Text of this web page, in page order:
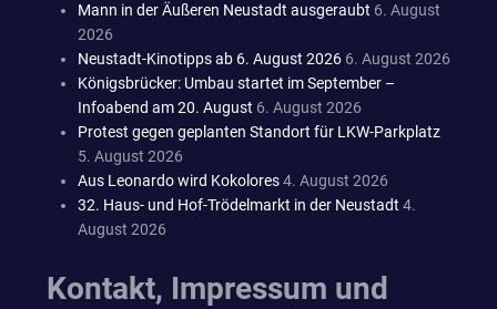
Mann in der Äußeren Neustadt ausgeraubt 6. August
2026
Neustadt-Kinotipps ab 6. August 2026 6. August 2026
Königsbrücker: Umbau startet im September –
Infoabend am 20. August 6. August 2026
Protest gegen geplanten Standort für LKW-Parkplatz
5. August 2026
Aus Leonardo wird Kokolores4. August 2026
32. Haus- und Hof-Trödelmarkt in der Neustadt 4.
August 2026
Kontakt, Impressum und